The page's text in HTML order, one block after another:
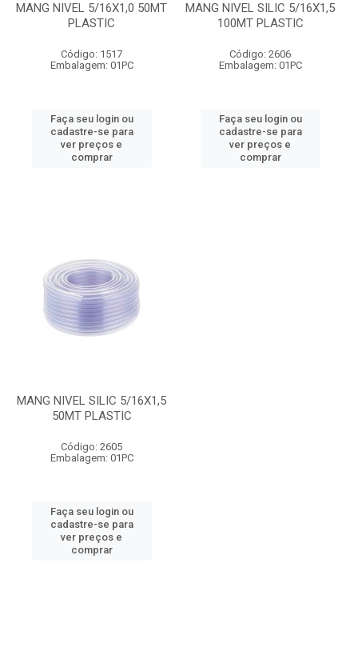
MANG NIVEL 5/16X1,0 50MT
PLASTIC
Código: 1517
Embalagem: 01PC
Faça seu login ou
cadastre-se para
ver preços e
comprar
MANG NIVEL SILIC 5/16X1,5
100MT PLASTIC
Código: 2606
Embalagem: 01PC
Faça seu login ou
cadastre-se para
ver preços e
comprar
MANG NIVEL SILIC 5/16X1,5
50MT PLASTIC
Código: 2605
Embalagem: 01PC
Faça seu login ou
cadastre-se para
ver preços e
comprar